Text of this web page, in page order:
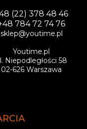
(22) 378 48 46
784 72 74 76
sklep@youtime.pl
Youtime.pl
Niepodległości 58
02-626 Warszawa